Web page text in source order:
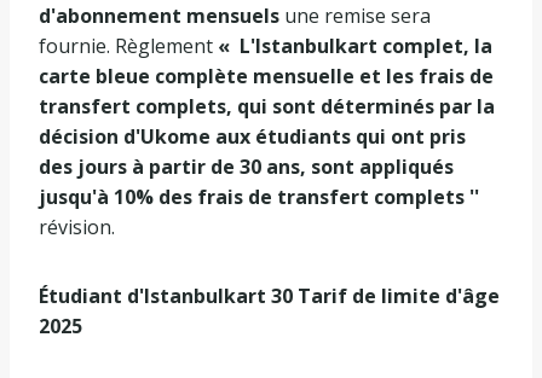
d'abonnement mensuels une remise sera
fournie. Règlement « L'Istanbulkart complet, la
carte bleue complète mensuelle et les frais de
transfert complets, qui sont déterminés par la
décision d'Ukome aux étudiants qui ont pris
des jours à partir de 30 ans, sont appliqués
jusqu'à 10% des frais de transfert complets ''
révision.
Étudiant d'Istanbulkart 30 Tarif de limite d'âge
2025